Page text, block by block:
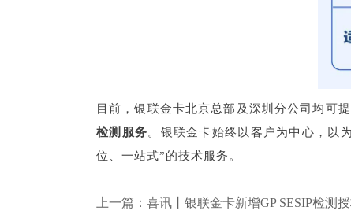
目前，银联金卡北京总部及深圳分公司均可
检测服务。银联金卡始终以客户为中心，以
位、一站式”的技术服务。
上一篇：喜讯丨银联金卡新增GP SESIP检测